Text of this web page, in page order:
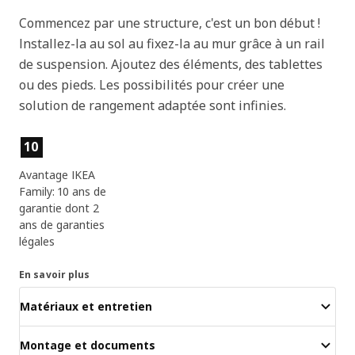
Commencez par une structure, c'est un bon début !
Installez-la au sol au fixez-la au mur grâce à un rail
de suspension. Ajoutez des éléments, des tablettes
ou des pieds. Les possibilités pour créer une
solution de rangement adaptée sont infinies.
Caractéristiques du produit
10
Avantage IKEA
Family: 10 ans de
garantie dont 2
ans de garanties
légales
En savoir plus
Matériaux et entretien
Montage et documents